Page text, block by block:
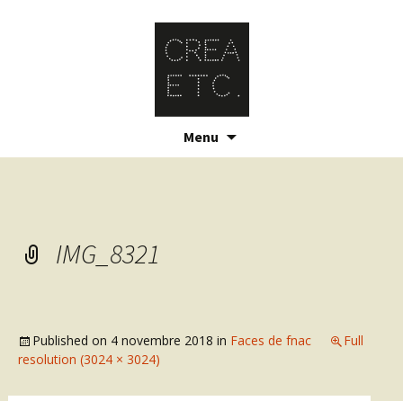
Menu
IMG_8321
Published on 4 novembre 2018 in Faces de fnac
Full
resolution (3024 × 3024)